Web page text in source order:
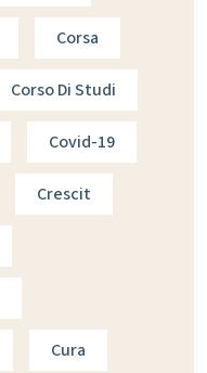
Corsa
Corso Di Studi
Covid-19
Crescit
Cura